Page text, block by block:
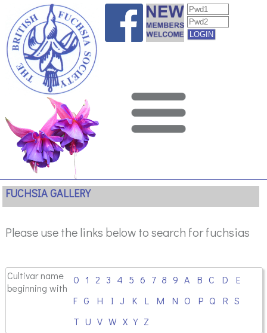
FUCHSIA GALLERY
Please use the links below to search for fuchsias
Cultivar name
beginning with
0 1 2 3 4 5 6 7 8 9 A B C D
E
F G H I J K L M N O P Q R S
T U V W X Y Z